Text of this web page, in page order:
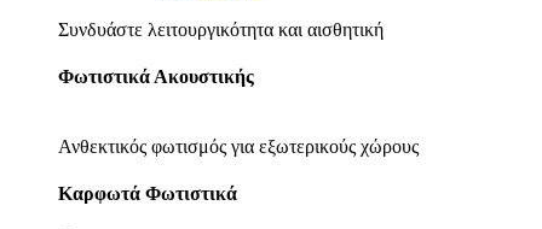
Συνδυάστε λειτουργικότητα και αισθητική
Φωτιστικά Ακουστικής
Ανθεκτικός φωτισμός για εξωτερικούς χώρους
Καρφωτά Φωτιστικά